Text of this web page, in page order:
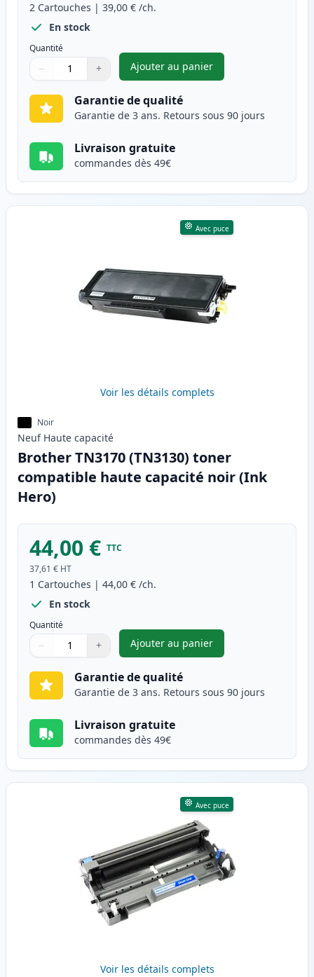
2 Cartouches | 39,00 € /ch.
En stock
Quantité
Quantité
Utilisez les boutons pour ajuster
− +
Quantité
Ajouter au panier
,Pack de 2 Brother TN3170
Garantie de qualité
Garantie de 3 ans. Retours sous 90 jours
Livraison gratuite
commandes dès 49€
Avec puce
Voir les détails complets
Noir
Neuf Haute capacité
Brother TN3170 (TN3130) toner
compatible haute capacité noir (Ink
Hero)
44,00 € TTC
37,61 € HT
1 Cartouches | 44,00 € /ch.
En stock
Quantité
Quantité
Utilisez les boutons pour ajuster
− +
Quantité
Ajouter au panier
,Brother TN3170 (TN3130)
Garantie de qualité
Garantie de 3 ans. Retours sous 90 jours
Livraison gratuite
commandes dès 49€
Avec puce
Voir les détails complets